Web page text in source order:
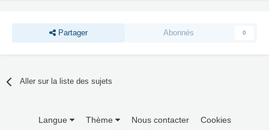
Partager Abonnés 0
Aller sur la liste des sujets
Langue Thème Nous contacter Cookies